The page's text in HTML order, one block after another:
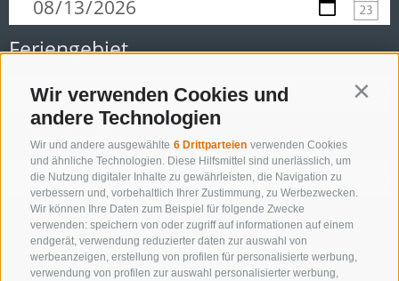
Wir verwenden Cookies und
andere Technologien
Wir und andere ausgewählte 6 Drittparteien verwenden Cookies
und ähnliche Technologien. Diese Hilfsmittel sind unerlässlich, um
die Nutzung digitaler Inhalte zu gewährleisten, die Navigation zu
verbessern und, vorbehaltlich Ihrer Zustimmung, zu Werbezwecken.
Wir können Ihre Daten zum Beispiel für folgende Zwecke
verwenden: speichern von oder zugriff auf informationen auf einem
endgerät, verwendung reduzierter daten zur auswahl von
werbeanzeigen, erstellung von profilen für personalisierte werbung,
verwendung von profilen zur auswahl personalisierter werbung,
Feriengebiet
Unterkunftstyp
NUR ONLINE BUCHBARE BETRIEBE